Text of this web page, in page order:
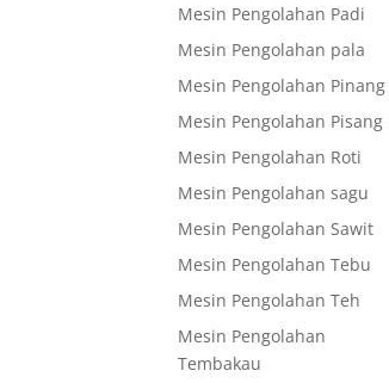
Mesin Pengolahan Padi
Mesin Pengolahan pala
Mesin Pengolahan Pinang
Mesin Pengolahan Pisang
Mesin Pengolahan Roti
Mesin Pengolahan sagu
Mesin Pengolahan Sawit
Mesin Pengolahan Tebu
Mesin Pengolahan Teh
Mesin Pengolahan
Tembakau